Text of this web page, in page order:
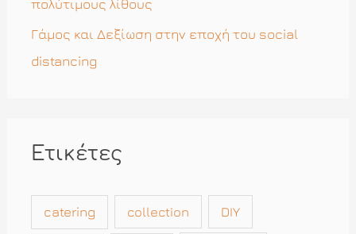
πολύτιμους λίθους
Γάμος και Δεξίωση στην εποχή του social
distancing
Ετικέτες
catering collection DIY